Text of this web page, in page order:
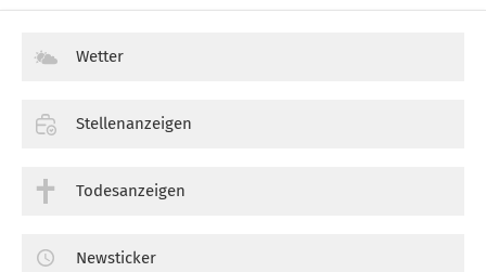
Wetter
Stellenanzeigen
Todesanzeigen
Newsticker